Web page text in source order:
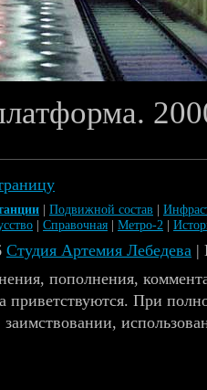
Подвижной состав
Справочная Метро-2
Студия Артемия Лебедева |
пополнения,
приветствуются. При